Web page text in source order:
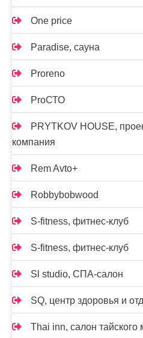
One price
Paradise, сауна
Proreno
ProСТО
PRYTKOV HOUSE,
компания
Rem Avto+
Robbybobwood
S-fitness, фитнес-клуб
S-fitness, фитнес-клуб
Sl studio, СПА-салон
SQ, центр здоровья и
Thai inn, салон тайского